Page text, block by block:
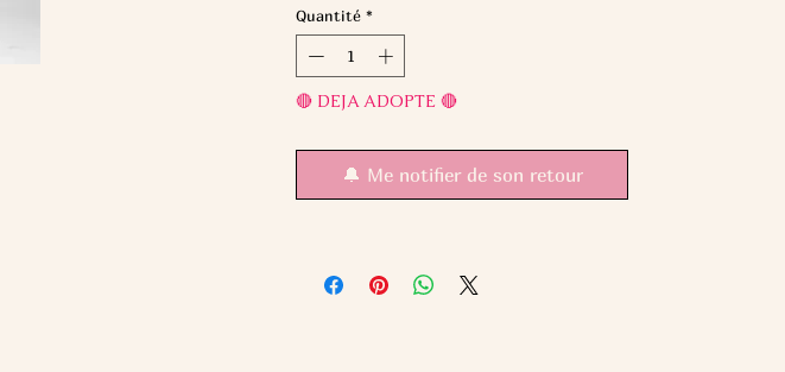
Quantité *
🔴 DEJA ADOPTE 🔴
🔔 Me notifier de son retour